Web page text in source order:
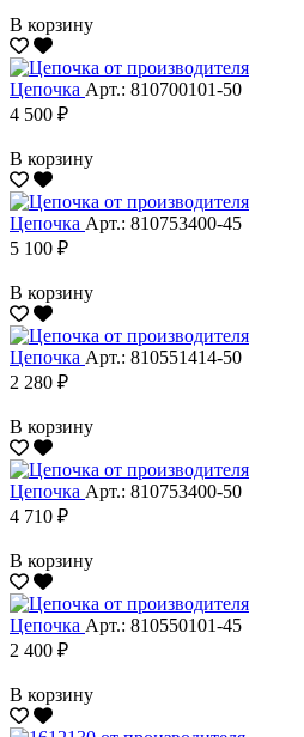
В корзину
Цепочка Арт.: 810700101-50
4 500 ₽
В корзину
Цепочка Арт.: 810753400-45
5 100 ₽
В корзину
Цепочка Арт.: 810551414-50
2 280 ₽
В корзину
Цепочка Арт.: 810753400-50
4 710 ₽
В корзину
Цепочка Арт.: 810550101-45
2 400 ₽
В корзину